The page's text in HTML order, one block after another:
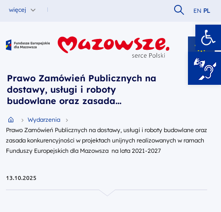
więcej Szukaj w
EN PL
Fundusze Europejskie dla Mazowsza
Prawo Zamówień Publicznych na
dostawy, usługi i roboty
budowlane oraz zasada
unijnych realizowanych w ramach
Funduszy Europejskich dla
Mazowsza na lata 2021-2027
Przejdź do strony głównej portalu
Wydarzenia
Prawo Zamówień Publicznych na dostawy, usługi i roboty budowlane oraz
zasada konkurencyjności w projektach unijnych realizowanych w ramach
Funduszy Europejskich dla Mazowsza na lata 2021-2027
13.10.2025